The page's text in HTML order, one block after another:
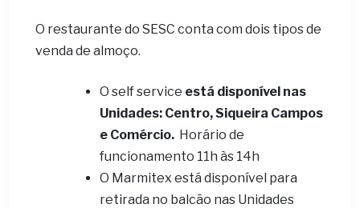
O restaurante do SESC conta com dois tipos de
venda de almoço.
O self service está disponível nas
Unidades: Centro, Siqueira Campos
e Comércio. Horário de
funcionamento 11h às 14h
O Marmitex está disponível para
retirada no balcão nas Unidades